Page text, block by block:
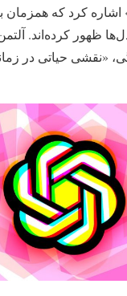
کرد که همزمان
ظهور کرده‌اند.
«نقشی حیاتی در